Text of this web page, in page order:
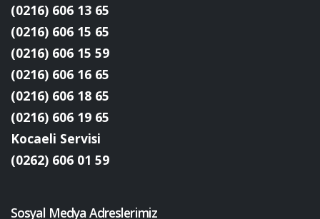
(0216) 606 13 65
(0216) 606 15 65
(0216) 606 15 59
(0216) 606 16 65
(0216) 606 18 65
(0216) 606 19 65
Kocaeli Servisi
(0262) 606 01 59
Sosyal Medya Adreslerimiz